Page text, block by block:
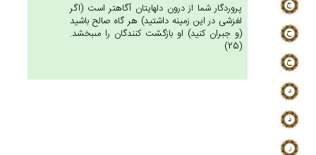
پروردگار شما از درون دلهايتان آگاهتر است (اگر
لغزشى در اين زمينه داشتيد) هر گاه صالح باشيد
(و جبران كنيد) او بازگشت كنندگان را مى‏بخشد.
(25)